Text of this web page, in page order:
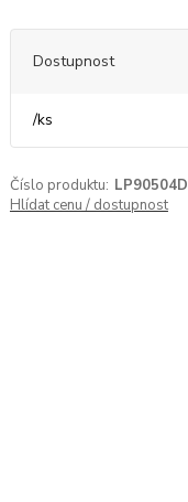
Dostupnost
/ks
Číslo produktu: LP90504D
Hlídat cenu / dostupnost